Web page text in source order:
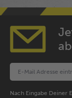
Nach Eingabe Deiner